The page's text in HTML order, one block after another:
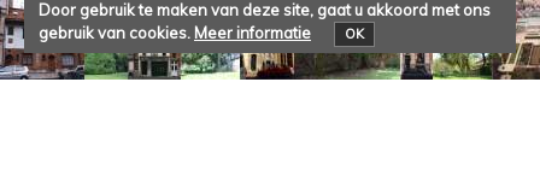
Door gebruik te maken van deze site, gaat u akkoord met ons
gebruik van cookies. Meer informatie OK